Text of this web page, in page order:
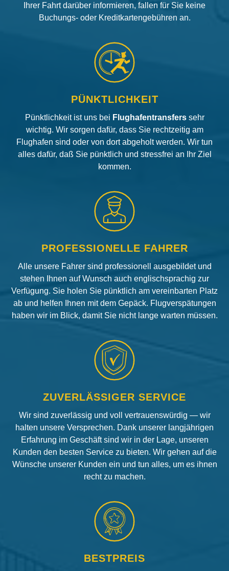
Ihrer Fahrt darüber informieren, fallen für Sie keine
Buchungs- oder Kreditkartengebühren an.
PÜNKTLICHKEIT
Pünktlichkeit ist uns bei Flughafentransfers sehr
wichtig. Wir sorgen dafür, dass Sie rechtzeitig am
Flughafen sind oder von dort abgeholt werden. Wir tun
alles dafür, daß Sie pünktlich und stressfrei an Ihr Ziel
kommen.
PROFESSIONELLE FAHRER
Alle unsere Fahrer sind professionell ausgebildet und
stehen Ihnen auf Wunsch auch englischsprachig zur
Verfügung. Sie holen Sie pünktlich am vereinbarten Platz
ab und helfen Ihnen mit dem Gepäck. Flugverspätungen
haben wir im Blick, damit Sie nicht lange warten müssen.
ZUVERLÄSSIGER SERVICE
Wir sind zuverlässig und voll vertrauenswürdig — wir
halten unsere Versprechen. Dank unserer langjährigen
Erfahrung im Geschäft sind wir in der Lage, unseren
Kunden den besten Service zu bieten. Wir gehen auf die
Wünsche unserer Kunden ein und tun alles, um es ihnen
recht zu machen.
BESTPREIS